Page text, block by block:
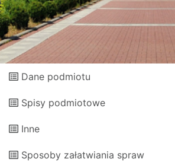
Dane podmiotu
Spisy podmiotowe
Inne
Sposoby załatwiania spraw